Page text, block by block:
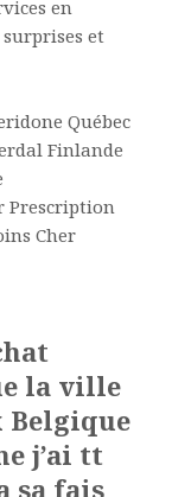
en
et
Québec
Finlande
Prescription
Cher
la ville
Belgique
j’ai tt
sa fais